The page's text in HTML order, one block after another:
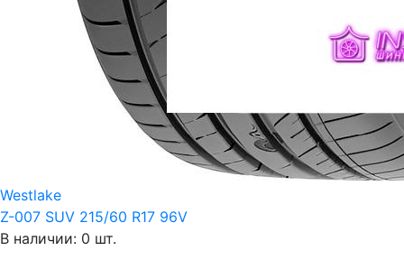
Westlake
Z-007 SUV 215/60 R17 96V
В наличии: 0 шт.